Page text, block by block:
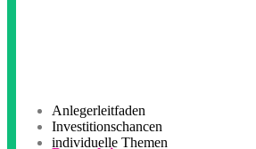
Anlegerleitfaden
Investitionschancen
individuelle Themen